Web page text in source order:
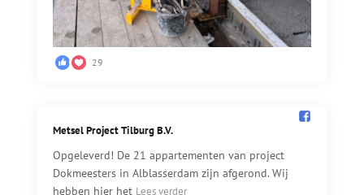
29
Metsel Project Tilburg B.V.️
Opgeleverd! De 21 appartementen van project
Dokmeesters in Alblasserdam zijn afgerond. Wij
hebben hier het Lees verder